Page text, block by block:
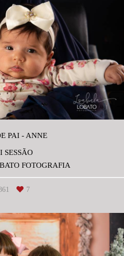
PAI - ANNE
SESSÃO
FOTOGRAFIA
7